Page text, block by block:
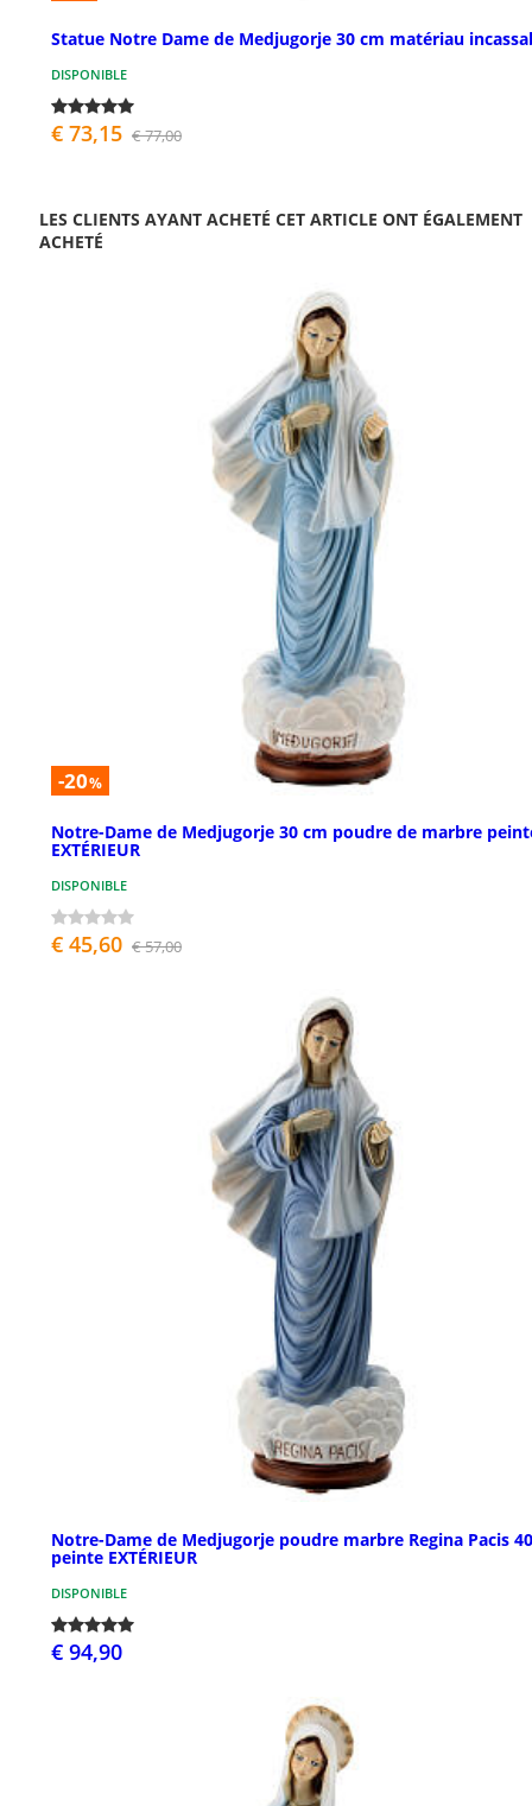
Statue Notre Dame de Medjugorje 30 cm matériau
DISPONIBLE
€ 73,15 € 77,00
LES CLIENTS AYANT ACHETÉ CET ARTICLE ONT ÉGALEMENT
ACHETÉ
-20%
Notre-Dame de Medjugorje 30 cm poudre de marbre
EXTÉRIEUR
DISPONIBLE
€ 45,60 € 57,00
Notre-Dame de Medjugorje poudre marbre Regina Pacis
peinte EXTÉRIEUR
DISPONIBLE
€ 94,90